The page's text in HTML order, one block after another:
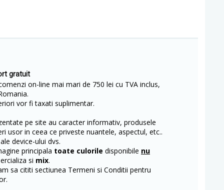
gratuit
on-line mai mari de 750 lei cu TVA inclus,
vor fi taxati suplimentar.
pe site au caracter informativ, produsele
usor in ceea ce priveste nuantele, aspectul, etc..
device-ului dvs.
principala toate culorile disponibile nu
si mix.
sa cititi sectiunea Termeni si Conditii pentru